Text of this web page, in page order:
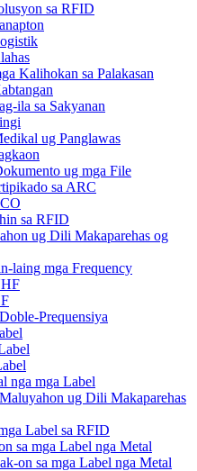
sa RFID
Kalihokan sa Palakasan
ila sa Sakyanan
ug Panglawas
ug mga File
sa ARC
sa RFID
ug Dili Makaparehas og
laing mga Frequency
Prequensiya
nga mga Label
ug Dili Makaparehas
Label sa RFID
sa mga Label nga Metal
on sa mga Label nga Metal